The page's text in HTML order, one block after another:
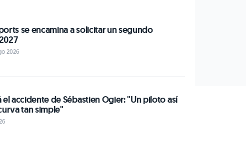
se encamina a solicitar un segundo
2026
accidente de Sébastien Ogier: "Un piloto así
tan simple"